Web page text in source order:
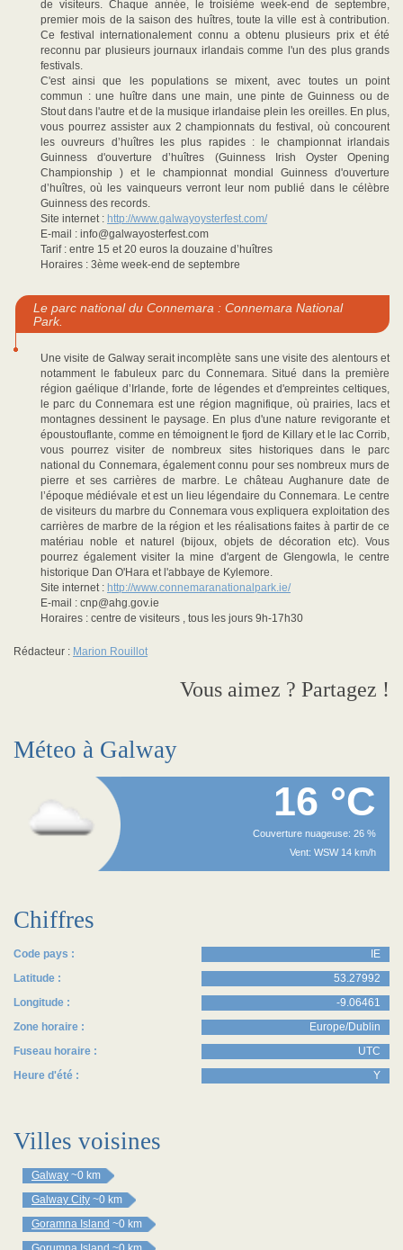
de visiteurs. Chaque année, le troisième week-end de septembre,
premier mois de la saison des huîtres, toute la ville est à contribution.
Ce festival internationalement connu a obtenu plusieurs prix et été
reconnu par plusieurs journaux irlandais comme l'un des plus grands
festivals.
C'est ainsi que les populations se mixent, avec toutes un point
commun : une huître dans une main, une pinte de Guinness ou de
Stout dans l'autre et de la musique irlandaise plein les oreilles. En plus,
vous pourrez assister aux 2 championnats du festival, où concourent
les ouvreurs d’huîtres les plus rapides : le championnat irlandais
Guinness d'ouverture d’huîtres (Guinness Irish Oyster Opening
Championship ) et le championnat mondial Guinness d'ouverture
d’huîtres, où les vainqueurs verront leur nom publié dans le célèbre
Guinness des records.
Site internet : http://www.galwayoysterfest.com/
E-mail : info@galwayosterfest.com
Tarif : entre 15 et 20 euros la douzaine d’huîtres
Horaires : 3ème week-end de septembre
Le parc national du Connemara : Connemara National
Park.
Une visite de Galway serait incomplète sans une visite des alentours et
notamment le fabuleux parc du Connemara. Situé dans la première
région gaélique d’Irlande, forte de légendes et d'empreintes celtiques,
le parc du Connemara est une région magnifique, où prairies, lacs et
montagnes dessinent le paysage. En plus d'une nature revigorante et
époustouflante, comme en témoignent le fjord de Killary et le lac Corrib,
vous pourrez visiter de nombreux sites historiques dans le parc
national du Connemara, également connu pour ses nombreux murs de
pierre et ses carrières de marbre. Le château Aughanure date de
l’époque médiévale et est un lieu légendaire du Connemara. Le centre
de visiteurs du marbre du Connemara vous expliquera exploitation des
carrières de marbre de la région et les réalisations faites à partir de ce
matériau noble et naturel (bijoux, objets de décoration etc). Vous
pourrez également visiter la mine d'argent de Glengowla, le centre
historique Dan O'Hara et l'abbaye de Kylemore.
Site internet : http://www.connemaranationalpark.ie/
E-mail : cnp@ahg.gov.ie
Horaires : centre de visiteurs , tous les jours 9h-17h30
Rédacteur : Marion Rouillot
Vous aimez ? Partagez !
Méteo à Galway
16 °C
Couverture nuageuse: 26 %
Vent: WSW 14 km/h
Chiffres
Code pays :
IE
Latitude :
53.27992
Longitude :
-9.06461
Zone horaire :
Europe/Dublin
Fuseau horaire :
UTC
Heure d'été :
Y
Villes voisines
Galway ~0 km
Galway City ~0 km
Goramna Island ~0 km